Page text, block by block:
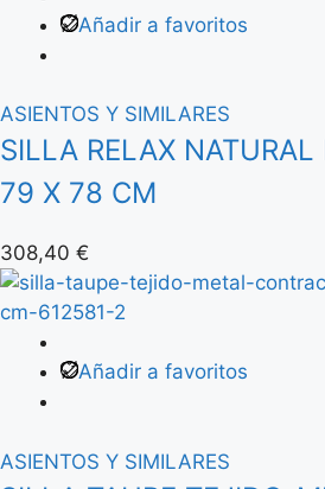
Añadir a favoritos
ASIENTOS Y SIMILARES
SILLA RELAX
79 X 78 CM
308,40 €
Añadir a favoritos
ASIENTOS Y SIMILARES